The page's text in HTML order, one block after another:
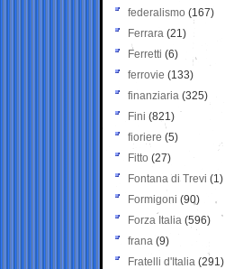
federalismo (167)
Ferrara (21)
Ferretti (6)
ferrovie (133)
finanziaria (325)
Fini (821)
fioriere (5)
Fitto (27)
Fontana di Trevi (1)
Formigoni (90)
Forza Italia (596)
frana (9)
Fratelli d'Italia (291)